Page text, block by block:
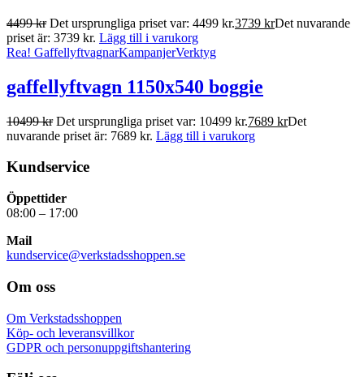
4499kr Det ursprungliga priset var: 4499 kr.3739 krDet nuvarande
priset är: 3739 kr. Lägg till i varukorg
Rea! GaffellyftvagnarKampanjerVerktyg
gaffellyftvagn 1150x540 boggie
10499kr Det ursprungliga priset var: 10499 kr.7689 krDet
nuvarande priset är: 7689 kr. Lägg till i varukorg
Kundservice
Öppettider
08:00 – 17:00
Mail
kundservice@verkstadsshoppen.se
Om oss
Om Verkstadsshoppen
Köp- och leveransvillkor
GDPR och personuppgiftshantering